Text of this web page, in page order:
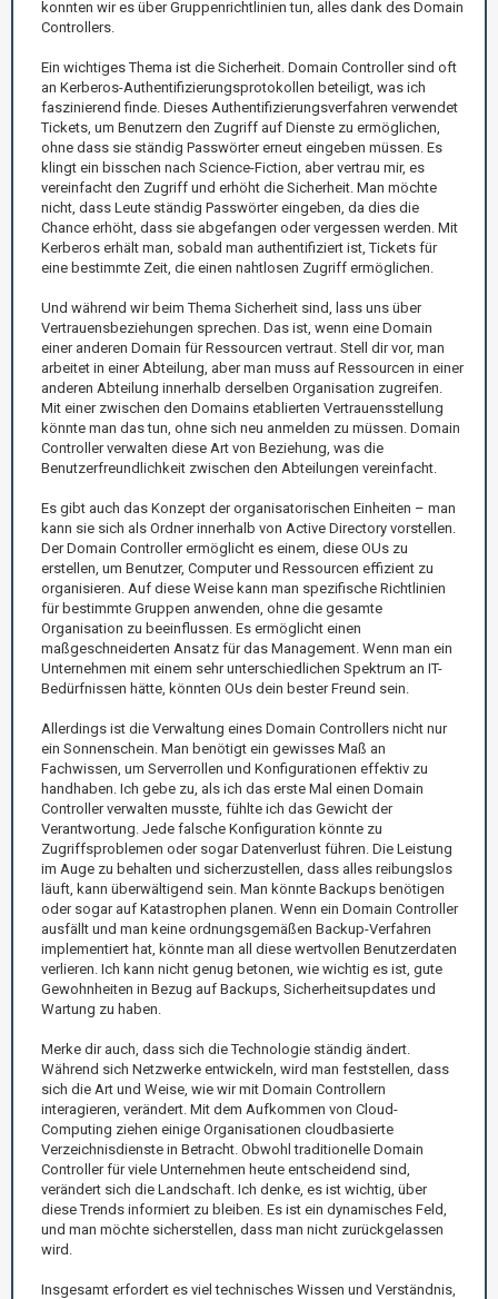
konnten wir es über Gruppenrichtlinien tun, alles dank des Domain
Controllers.
Ein wichtiges Thema ist die Sicherheit. Domain Controller sind oft
an Kerberos-Authentifizierungsprotokollen beteiligt, was ich
faszinierend finde. Dieses Authentifizierungsverfahren verwendet
Tickets, um Benutzern den Zugriff auf Dienste zu ermöglichen,
ohne dass sie ständig Passwörter erneut eingeben müssen. Es
klingt ein bisschen nach Science-Fiction, aber vertrau mir, es
vereinfacht den Zugriff und erhöht die Sicherheit. Man möchte
nicht, dass Leute ständig Passwörter eingeben, da dies die
Chance erhöht, dass sie abgefangen oder vergessen werden. Mit
Kerberos erhält man, sobald man authentifiziert ist, Tickets für
eine bestimmte Zeit, die einen nahtlosen Zugriff ermöglichen.
Und während wir beim Thema Sicherheit sind, lass uns über
Vertrauensbeziehungen sprechen. Das ist, wenn eine Domain
einer anderen Domain für Ressourcen vertraut. Stell dir vor, man
arbeitet in einer Abteilung, aber man muss auf Ressourcen in einer
anderen Abteilung innerhalb derselben Organisation zugreifen.
Mit einer zwischen den Domains etablierten Vertrauensstellung
könnte man das tun, ohne sich neu anmelden zu müssen. Domain
Controller verwalten diese Art von Beziehung, was die
Benutzerfreundlichkeit zwischen den Abteilungen vereinfacht.
Es gibt auch das Konzept der organisatorischen Einheiten – man
kann sie sich als Ordner innerhalb von Active Directory vorstellen.
Der Domain Controller ermöglicht es einem, diese OUs zu
erstellen, um Benutzer, Computer und Ressourcen effizient zu
organisieren. Auf diese Weise kann man spezifische Richtlinien
für bestimmte Gruppen anwenden, ohne die gesamte
Organisation zu beeinflussen. Es ermöglicht einen
maßgeschneiderten Ansatz für das Management. Wenn man ein
Unternehmen mit einem sehr unterschiedlichen Spektrum an IT-
Bedürfnissen hätte, könnten OUs dein bester Freund sein.
Allerdings ist die Verwaltung eines Domain Controllers nicht nur
ein Sonnenschein. Man benötigt ein gewisses Maß an
Fachwissen, um Serverrollen und Konfigurationen effektiv zu
handhaben. Ich gebe zu, als ich das erste Mal einen Domain
Controller verwalten musste, fühlte ich das Gewicht der
Verantwortung. Jede falsche Konfiguration könnte zu
Zugriffsproblemen oder sogar Datenverlust führen. Die Leistung
im Auge zu behalten und sicherzustellen, dass alles reibungslos
läuft, kann überwältigend sein. Man könnte Backups benötigen
oder sogar auf Katastrophen planen. Wenn ein Domain Controller
ausfällt und man keine ordnungsgemäßen Backup-Verfahren
implementiert hat, könnte man all diese wertvollen Benutzerdaten
verlieren. Ich kann nicht genug betonen, wie wichtig es ist, gute
Gewohnheiten in Bezug auf Backups, Sicherheitsupdates und
Wartung zu haben.
Merke dir auch, dass sich die Technologie ständig ändert.
Während sich Netzwerke entwickeln, wird man feststellen, dass
sich die Art und Weise, wie wir mit Domain Controllern
interagieren, verändert. Mit dem Aufkommen von Cloud-
Computing ziehen einige Organisationen cloudbasierte
Verzeichnisdienste in Betracht. Obwohl traditionelle Domain
Controller für viele Unternehmen heute entscheidend sind,
verändert sich die Landschaft. Ich denke, es ist wichtig, über
diese Trends informiert zu bleiben. Es ist ein dynamisches Feld,
und man möchte sicherstellen, dass man nicht zurückgelassen
wird.
Insgesamt erfordert es viel technisches Wissen und Verständnis,